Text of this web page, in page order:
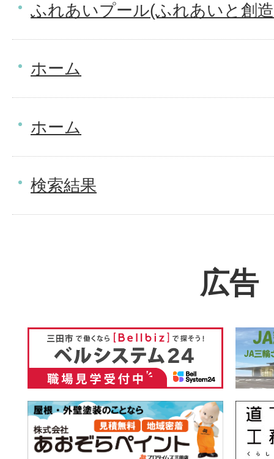
ふれあいプール(ふれあいと創
ホーム
ホーム
検索結果
広告